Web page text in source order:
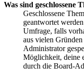
Was sind geschlossene
Geschlossene
geantwortet
Umfrage, falls
aus vielen
Administrator
Möglichkeit, deine
durch die Board-